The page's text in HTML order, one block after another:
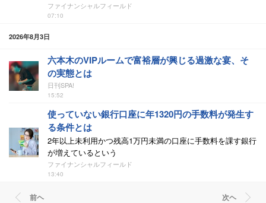
ファイナンシャルフィールド
07:10
2026年8月3日
六本木のVIPルームで富裕層が興じる過激な宴、そ
の実態とは
日刊SPA!
15:52
使っていない銀行口座に年1320円の手数料が発生す
る条件とは
2年以上未利用かつ残高1万円未満の口座に手数料を課す銀行
が増えているという
ファイナンシャルフィールド
13:40
前ヘ 次ヘ